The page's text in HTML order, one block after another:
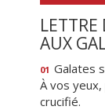
LETTRE
AUX
01 Galates
À vos
crucifié.